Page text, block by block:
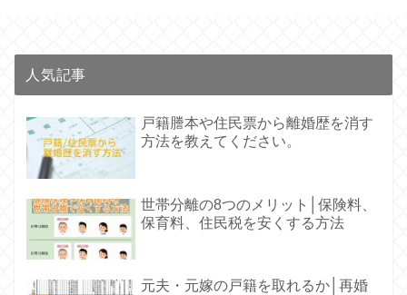
人気記事
戸籍謄本や住民票から離婚歴を消す
方法を教えてください。
世帯分離の8つのメリット│保険料、
保育料、住民税を安くする方法
元夫・元嫁の戸籍を取れるか│再婚